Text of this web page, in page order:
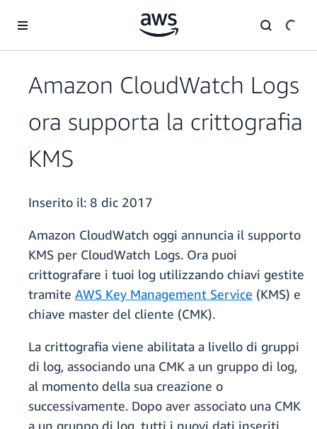
Amazon CloudWatch Logs
ora supporta la crittografia
KMS
Inserito il: 8 dic 2017
Amazon CloudWatch oggi annuncia il supporto
KMS per CloudWatch Logs. Ora puoi
crittografare i tuoi log utilizzando chiavi gestite
tramite AWS Key Management Service (KMS) e
chiave master del cliente (CMK).
La crittografia viene abilitata a livello di gruppi
di log, associando una CMK a un gruppo di log,
al momento della sua creazione o
successivamente. Dopo aver associato una CMK
a un gruppo di log, tutti i nuovi dati inseriti